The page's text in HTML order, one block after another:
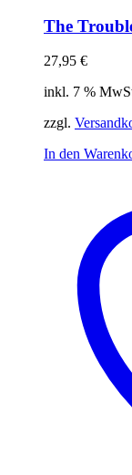
The
27,95 €
inkl. 7 %
zzgl.
In den